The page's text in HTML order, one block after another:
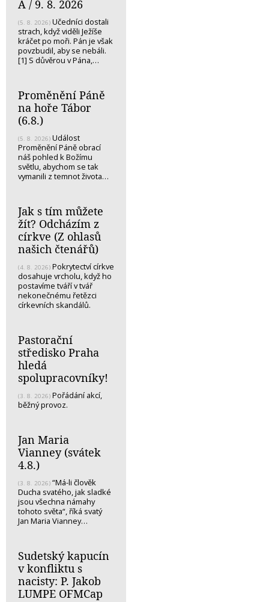
A / 9. 8. 2026
(5. 8. 2026) Učedníci dostali
strach, když viděli Ježíše
kráčet po moři. Pán je však
povzbudil, aby se nebáli.
[1] S důvěrou v Pána,…
Proměnění Páně
na hoře Tábor
(6.8.)
(5. 8. 2026) Událost
Proměnění Páně obrací
náš pohled k Božímu
světlu, abychom se tak
vymanili z temnot života…
Jak s tím můžete
žít? Odcházím z
církve (Z ohlasů
našich čtenářů)
(4. 8. 2026) Pokrytectví církve
dosahuje vrcholu, když ho
postavíme tváří v tvář
nekonečnému řetězci
církevních skandálů.
Pastorační
středisko Praha
hledá
spolupracovníky!
(3. 8. 2026) Pořádání akcí,
běžný provoz.
Jan Maria
Vianney (svátek
4.8.)
(3. 8. 2026) “Má-li člověk
Ducha svatého, jak sladké
jsou všechna námahy
tohoto světa“, říká svatý
Jan Maria Vianney…
Sudetský kapucín
v konfliktu s
nacisty: P. Jakob
LUMPE OFMCap